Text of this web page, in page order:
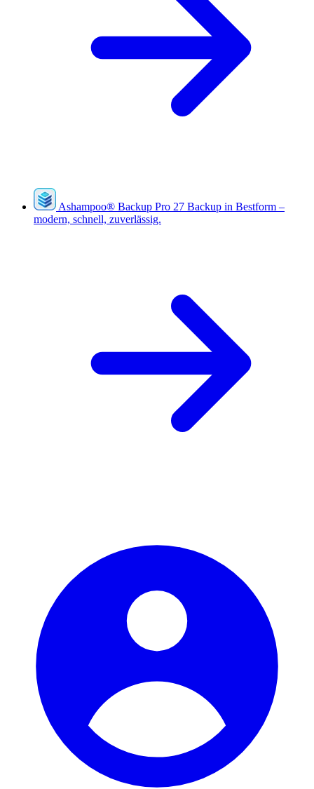
Ashampoo® Backup Pro 27 Backup in Bestform –
modern, schnell, zuverlässig.